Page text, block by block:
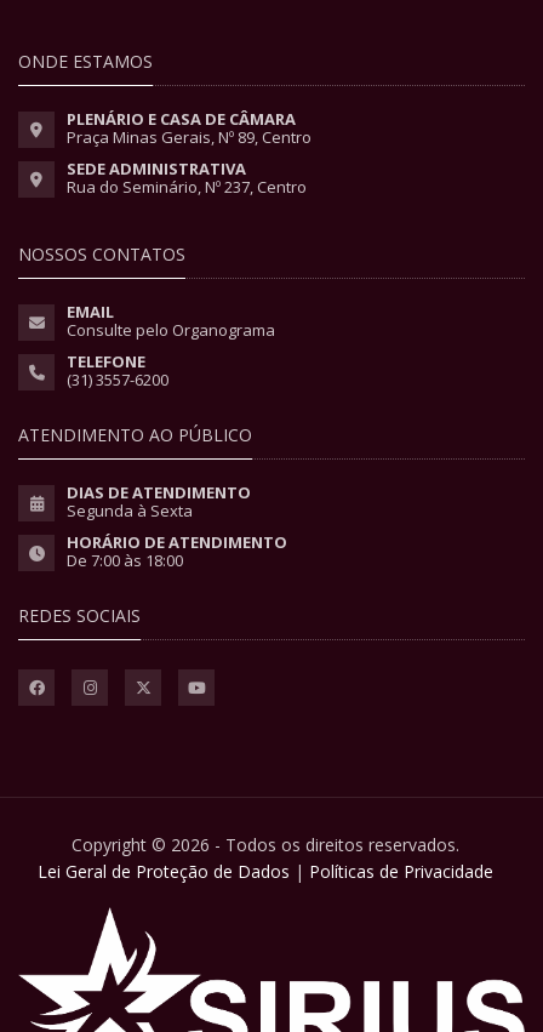
ONDE ESTAMOS
PLENÁRIO E CASA DE CÂMARA
Praça Minas Gerais, Nº 89, Centro
SEDE ADMINISTRATIVA
Rua do Seminário, Nº 237, Centro
NOSSOS CONTATOS
EMAIL
Consulte pelo Organograma
TELEFONE
(31) 3557-6200
ATENDIMENTO AO PÚBLICO
DIAS DE ATENDIMENTO
Segunda à Sexta
HORÁRIO DE ATENDIMENTO
De 7:00 às 18:00
REDES SOCIAIS
Copyright © 2026 - Todos os direitos reservados.
Lei Geral de Proteção de Dados | Políticas de Privacidade